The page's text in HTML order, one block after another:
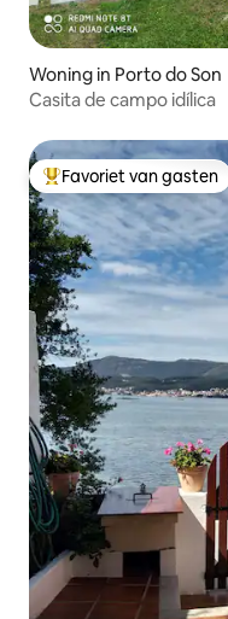
Woning in Porto do Son
Casita de campo idílica
Topfavoriet van gasten
Favoriet van gasten